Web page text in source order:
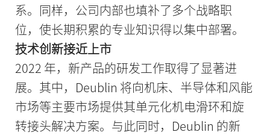
系。同样，公司内部也填补了多个战略职
位，使长期积累的专业知识得以集中部署。
技术创新接近上市
2022 年，新产品的研发工作取得了显著进
展。其中，Deublin 将向机床、半导体和风能
市场等主要市场提供其单元化机电滑环和旋
转接头解决方案。与此同时，Deublin 的新